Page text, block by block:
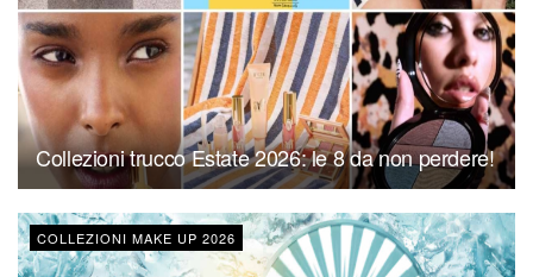
Collezioni trucco Estate 2026: le 8 da non perdere!
COLLEZIONI MAKE UP 2026